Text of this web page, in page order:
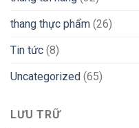
thang thực phẩm (26)
Tin tức (8)
Uncategorized (65)
LƯU TRỮ